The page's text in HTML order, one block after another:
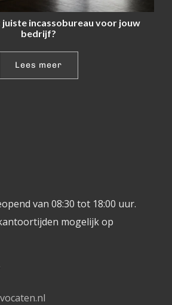
juiste incassobureau voor jouw
bedrijf?
Lees meer
van 08:30 tot 18:00 uur.
mogelijk op